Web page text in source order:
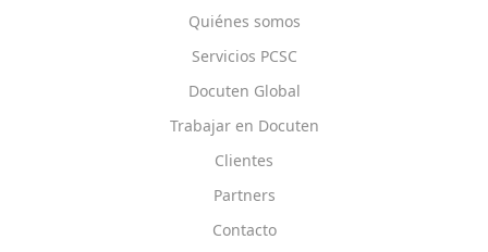
Quiénes somos
Servicios PCSC
Docuten Global
Trabajar en Docuten
Clientes
Partners
Contacto